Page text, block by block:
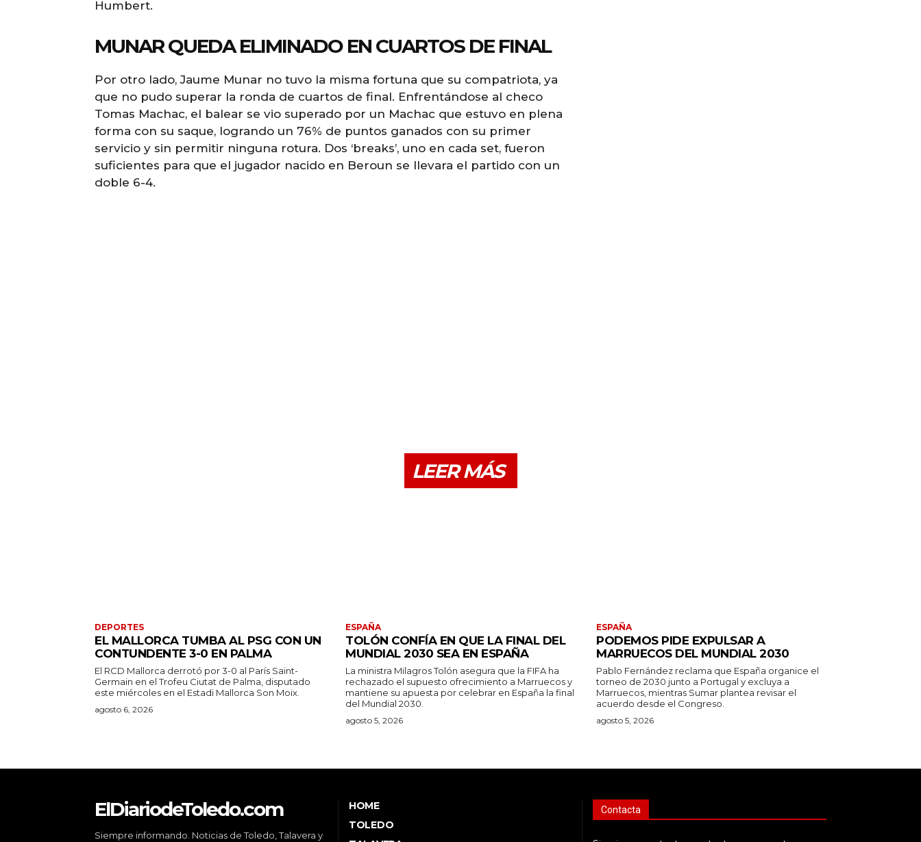
Humbert.
MUNAR QUEDA ELIMINADO EN CUARTOS DE FINAL
Por otro lado, Jaume Munar no tuvo la misma fortuna que su compatriota, ya
que no pudo superar la ronda de cuartos de final. Enfrentándose al checo
Tomas Machac, el balear se vio superado por un Machac que estuvo en plena
forma con su saque, logrando un 76% de puntos ganados con su primer
servicio y sin permitir ninguna rotura. Dos ‘breaks’, uno en cada set, fueron
suficientes para que el jugador nacido en Beroun se llevara el partido con un
doble 6-4.
LEER MÁS
DEPORTES
EL MALLORCA TUMBA AL PSG CON UN
CONTUNDENTE 3-0 EN PALMA
El RCD Mallorca derrotó por 3-0 al París Saint-
Germain en el Trofeu Ciutat de Palma, disputado
este miércoles en el Estadi Mallorca Son Moix.
agosto 6, 2026
ESPAÑA
TOLÓN CONFÍA EN QUE LA FINAL DEL
MUNDIAL 2030 SEA EN ESPAÑA
La ministra Milagros Tolón asegura que la FIFA ha
rechazado el supuesto ofrecimiento a Marruecos y
mantiene su apuesta por celebrar en España la final
del Mundial 2030.
agosto 5, 2026
ESPAÑA
PODEMOS PIDE EXPULSAR A
MARRUECOS DEL MUNDIAL 2030
Pablo Fernández reclama que España organice el
torneo de 2030 junto a Portugal y excluya a
Marruecos, mientras Sumar plantea revisar el
acuerdo desde el Congreso.
agosto 5, 2026
ElDiariodeToledo.com
Siempre informando. Noticias de Toledo, Talavera y
HOME
TOLEDO
Contacta